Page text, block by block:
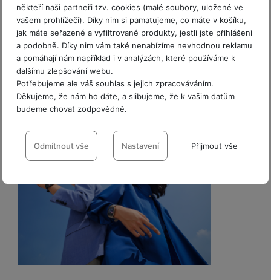
někteří naši partneři tzv. cookies (malé soubory, uložené ve
vašem prohlížeči). Díky nim si pamatujeme, co máte v košíku,
jak máte seřazené a vyfiltrované produkty, jestli jste přihlášeni
a podobně. Díky nim vám také nenabízíme nevhodnou reklamu
a pomáhají nám například i v analýzách, které používáme k
dalšímu zlepšování webu.
Potřebujeme ale váš souhlas s jejich zpracováváním.
Děkujeme, že nám ho dáte, a slibujeme, že k vašim datům
budeme chovat zodpovědně.
Nastavení souhlasů s kategoriemi
cookies
VŽDY AKTIVNÍ
Technické cookies umožňují váš průchod nákupním košíkem,
porovnávání produktů a další nezbytné funkce.
Preferenční a rozšířené funkce
Preferenční a rozšířené funkce
abyste nemuseli vše
nastavovat znovu a abyste se s námi mohli spojit např. pomocí
Povoleno
Odmítnout vše Nastavení Přijmout vše